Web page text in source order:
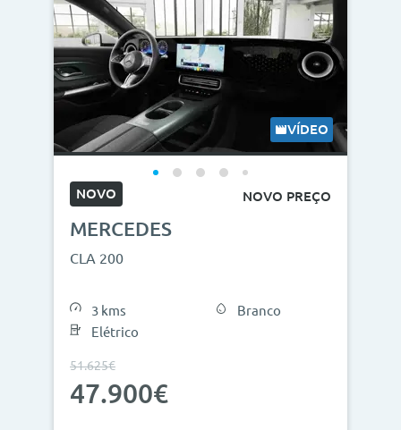
VÍDEO
NOVO NOVO PREÇO
MERCEDES
CLA 200
3 kms
Elétrico
Branco
51.625€
47.900€